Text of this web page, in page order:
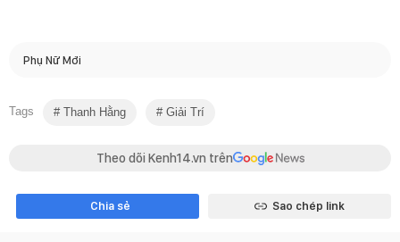
Phụ Nữ Mới
Tags Thanh Hằng Giải Trí
Theo dõi Kenh14.vn trên
Chia sẻ Sao chép link